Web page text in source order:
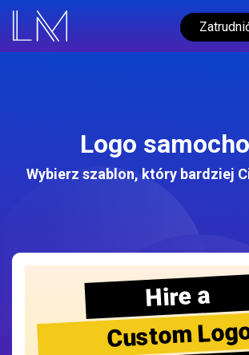
Logo
Wybierz szablon, który bardziej
Hire a
Custom